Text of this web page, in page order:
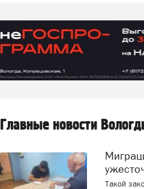
Главные новости
Миграционный учёт иностранцев вновь предложили
Такой